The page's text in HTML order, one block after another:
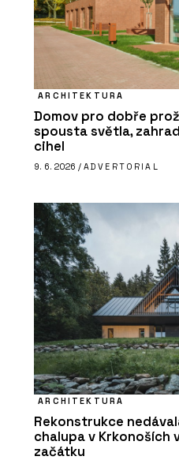
ARCHITEKTURA
Domov pro dobře
spousta světla,
cihel
9. 6. 2026 / ADVERTORIAL
ARCHITEKTURA
Rekonstrukce
chalupa v Krkonoších
začátku